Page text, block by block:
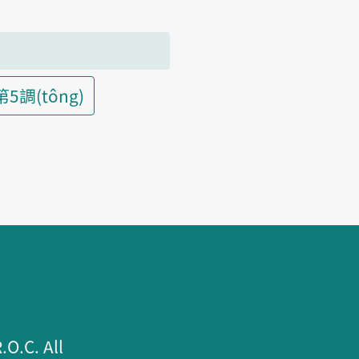
5調(tông)
All